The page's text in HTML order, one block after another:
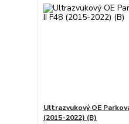
Ultrazvukový OE
(2015-2022) (B)